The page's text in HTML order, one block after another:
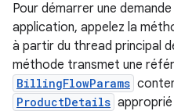
Pour démarrer une
application, appelez la
à partir du thread principal
méthode transmet une
BillingFlowParams
ProductDetails